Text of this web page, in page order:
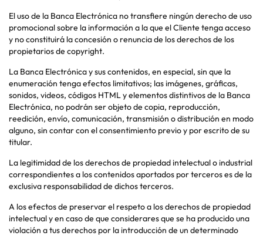
El uso de la Banca Electrónica no transfiere ningún derecho de uso
promocional sobre la información a la que el Cliente tenga acceso
y no constituirá la concesión o renuncia de los derechos de los
propietarios de copyright.
La Banca Electrónica y sus contenidos, en especial, sin que la
enumeración tenga efectos limitativos; las imágenes, gráficas,
sonidos, videos, códigos HTML y elementos distintivos de la Banca
Electrónica, no podrán ser objeto de copia, reproducción,
reedición, envío, comunicación, transmisión o distribución en modo
alguno, sin contar con el consentimiento previo y por escrito de su
titular.
La legitimidad de los derechos de propiedad intelectual o industrial
correspondientes a los contenidos aportados por terceros es de la
exclusiva responsabilidad de dichos terceros.
A los efectos de preservar el respeto a los derechos de propiedad
intelectual y en caso de que considerares que se ha producido una
violación a tus derechos por la introducción de un determinado